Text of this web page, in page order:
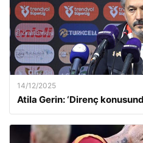
14/12/2025
Atila Gerin: ‘Direnç